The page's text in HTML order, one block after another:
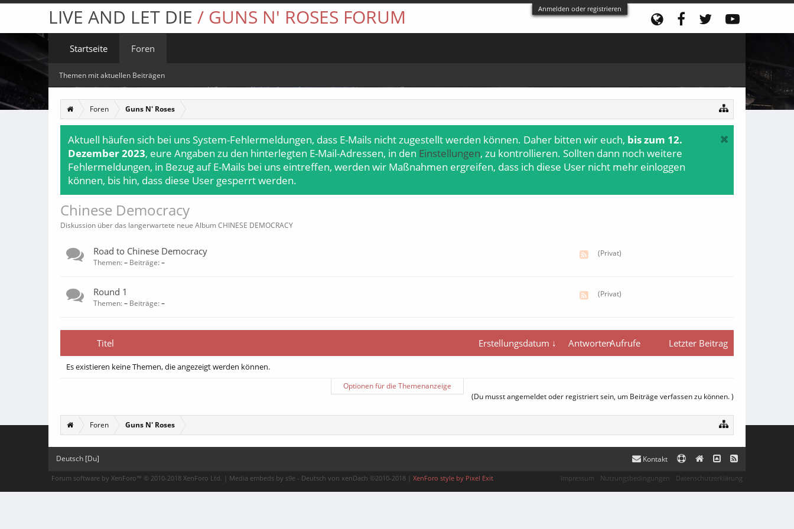
Anmelden oder registrieren
Foren Guns N' Roses
Aktuell häufen sich bei uns System-Fehlermeldungen, dass E-Mails nicht zugestellt werden können. Daher bitten wir euch, bis zum 12.
Dezember 2023, eure Angaben zu den hinterlegten E-Mail-Adressen, in den Einstellungen, zu kontrollieren. Sollten dann noch weitere
Fehlermeldungen, in Bezug auf E-Mails bei uns eintreffen, werden wir Maßnahmen ergreifen, dass ich diese User nicht mehr einloggen
können, bis hin, dass diese User gesperrt werden.
Chinese Democracy
Diskussion über das langerwartete neue Album CHINESE DEMOCRACY
Road to Chinese Democracy
Themen:– Beiträge:–
(Privat)
Round 1
Themen:– Beiträge:–
(Privat)
Titel Erstellungsdatum ↓ AntwortenAufrufe Letzter Beitrag
Es existieren keine Themen, die angezeigt werden können.
Optionen für die Themenanzeige
(Du musst angemeldet oder registriert sein, um Beiträge verfassen zu können. )
Foren Guns N' Roses
LIVE AND LET DIE / GUNS N' ROSES FORUM
Startseite Foren
Themen mit aktuellen Beiträgen
Deutsch [Du] Kontakt
Impressum Nutzungsbedingungen Datenschutzerklärung
Forum software by XenForo™ © 2010-2018 XenForo Ltd. Media embeds by s9e - Deutsch von xenDach ©2010-2018 XenForo style by Pixel Exit